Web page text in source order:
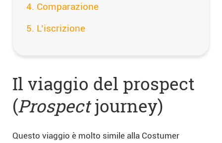
Comparazione
L’iscrizione
Il viaggio del prospect
(Prospectjourney)
Questo viaggio è molto simile alla Costumer